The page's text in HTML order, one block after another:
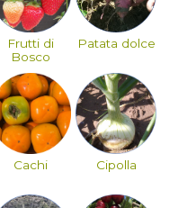
Frutti di
Bosco
Patata dolce
Cachi Cipolla